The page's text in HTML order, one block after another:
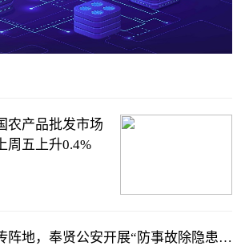
农产品批发市场
周五上升0.4%
阵地，奉贤公安开展“防事故除隐患、